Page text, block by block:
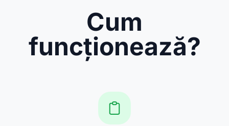
Cum
funcționează?